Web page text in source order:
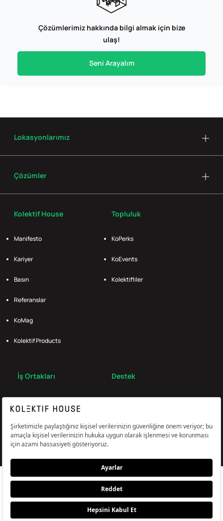
Çözümlerimiz hakkında bilgi almak için bize
ulaş!
Seni Arayalım
Kolektif House
Manifesto
Kariyer
Basın
Referanslar
KoMag
Kolektif Products
Topluluk
KoPerks
KoEvents
Kolektifliler
İş Ortakları Destek
Lokasyonlarımız
Çözümler
Çerez Tercihlerini Yönetin